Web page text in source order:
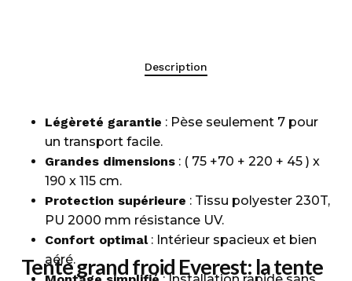
Description
Légèreté garantie : Pèse seulement 7 pour
un transport facile.
Grandes dimensions: ( 75 +70 + 220 + 45 ) x
190 x 115 cm.
Protection supérieure : Tissu polyester 230T,
PU 2000 mm résistance UV.
Confort optimal: Intérieur spacieux et bien
aéré.
Tente grand froid Everest: la tente